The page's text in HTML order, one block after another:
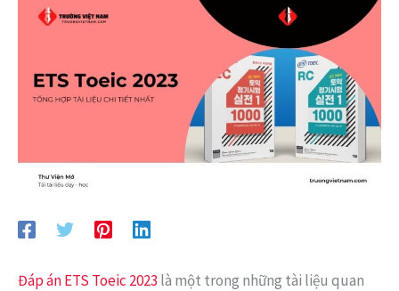
Đáp án ETS Toeic 2023 là một trong những tài liệu quan